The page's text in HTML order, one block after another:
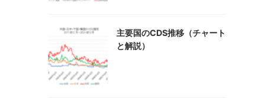
主要国のCDS推移（チャート
と解説）